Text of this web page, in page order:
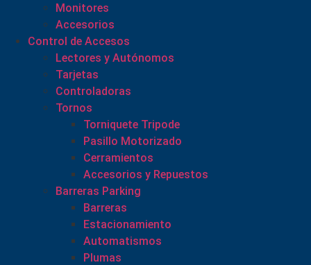
Monitores
Accesorios
Control de Accesos
Lectores y Autónomos
Tarjetas
Controladoras
Tornos
Torniquete Tripode
Pasillo Motorizado
Cerramientos
Accesorios y Repuestos
Barreras Parking
Barreras
Estacionamiento
Automatismos
Plumas